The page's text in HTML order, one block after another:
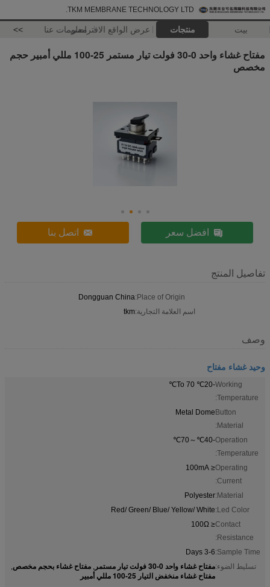
TKM MEMBRANE TECHNOLOGY LTD.
بيت منتجات عرض الواقع الافتراضيمعلومات عنا >>
مفتاح غشاء واحد 0-30 فولت تيار مستمر 25-100 مللي أمبير حجم
مخصص
افضل سعر اتصل بنا
تفاصيل المنتج
Place of Origin:
Dongguan China
اسم العلامة التجارية:tkm
وصف
وحيد غشاء مفتاح
Working
Temperature:
-20℃ To 70℃
Button
Material:
Metal Dome
Operation
Temperature:
-40℃～70℃
Operating
Current:
≤ 100mA
Material:
Polyester
Led Color:
Red/ Green/ Blue/ Yellow/ White
Contact
Resistance:
≤ 100Ω
Sample Time:
3-6 Days
تسليط الضوء:مفتاح غشاء واحد 0-30 فولت تيار مستمر , مفتاح غشاء بحجم مخصص,
مفتاح غشاء منخفض التيار 25-100 مللي أمبير